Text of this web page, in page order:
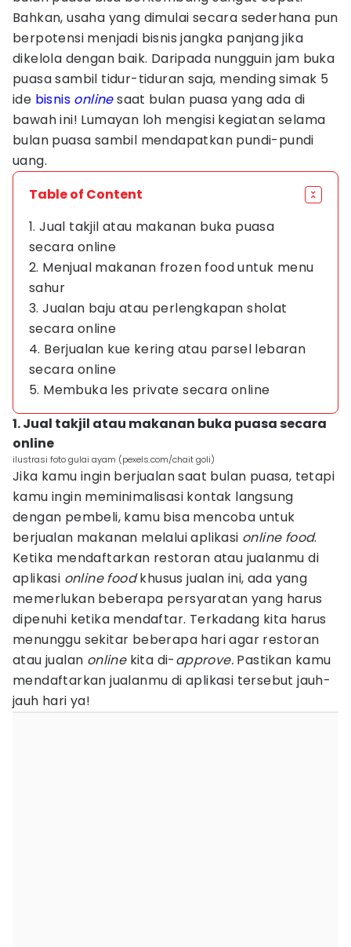
Bahkan, usaha yang dimulai secara sederhana pun
berpotensi menjadi bisnis jangka panjang jika
dikelola dengan baik. Daripada nungguin jam buka
puasa sambil tidur-tiduran saja, mending simak 5
ide bisnis onlinesaat bulan puasa yang ada di
bawah ini! Lumayan loh mengisi kegiatan selama
bulan puasa sambil mendapatkan pundi-pundi
uang.
Table of Content
1. Jual takjil atau makanan buka puasa
secara online
2. Menjual makanan frozen food untuk menu
sahur
3. Jualan baju atau perlengkapan sholat
secara online
4. Berjualan kue kering atau parsel lebaran
secara online
5. Membuka les private secara online
1. Jual takjil atau makanan buka puasa secara
online
ilustrasi foto gulai ayam (pexels.com/chait goli)
Jika kamu ingin berjualan saat bulan puasa, tetapi
kamu ingin meminimalisasi kontak langsung
dengan pembeli, kamu bisa mencoba untuk
berjualan makanan melalui aplikasi online food.
Ketika mendaftarkan restoran atau jualanmu di
aplikasi online foodkhusus jualan ini, ada yang
memerlukan beberapa persyaratan yang harus
dipenuhi ketika mendaftar. Terkadang kita harus
menunggu sekitar beberapa hari agar restoran
atau jualan onlinekita di-approve. Pastikan kamu
mendaftarkan jualanmu di aplikasi tersebut jauh-
jauh hari ya!